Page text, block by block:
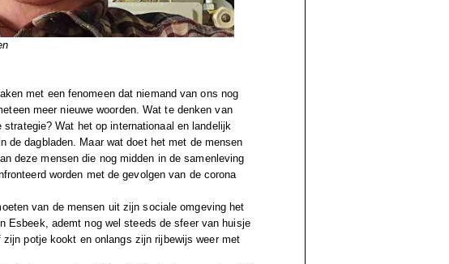
met een fenomeen dat niemand van ons nog
meer nieuwe woorden. Wat te denken van
Wat het op internationaal en landelijk
de dagbladen. Maar wat doet het met de mensen
deze mensen die nog midden in de samenleving
worden met de gevolgen van de corona
van de mensen uit zijn sociale omgeving het
Esbeek, ademt nog wel steeds de sfeer van huisje
potje kookt en onlangs zijn rijbewijs weer met